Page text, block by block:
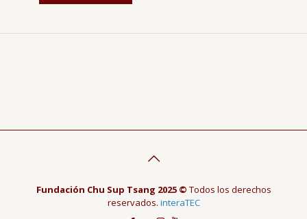
Fundación Chu Sup Tsang 2025 © Todos los derechos
reservados. interaTEC